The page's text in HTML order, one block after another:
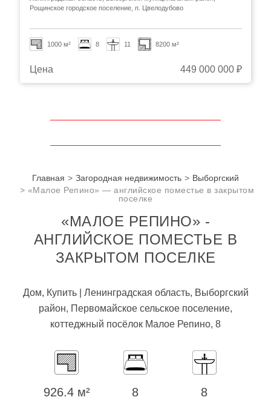
Рощинское городское поселение, п. Цвелодубово
1000 м² 8 11 8200 м²
Цена 449 000 000 ₽
Главная Загородная недвижимость
Выборгский
«Малое Репино» — английское поместье в закрытом
поселке
«МАЛОЕ РЕПИНО» -
АНГЛИЙСКОЕ ПОМЕСТЬЕ В
ЗАКРЫТОМ ПОСЕЛКЕ
Дом, Купить | Ленинградская область, Выборгский
район, Первомайское сельское поселение,
коттеджный посёлок Малое Репино, 8
926.4 м² 8 8